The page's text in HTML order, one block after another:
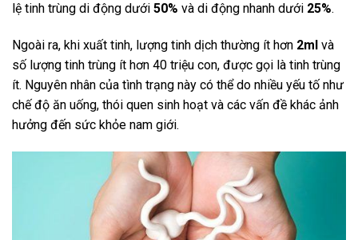
lệ tinh trùng di động dưới 50% và di động nhanh dưới 25%.
Ngoài ra, khi xuất tinh, lượng tinh dịch thường ít hơn 2ml và
số lượng tinh trùng ít hơn 40 triệu con, được gọi là tinh trùng
ít. Nguyên nhân của tình trạng này có thể do nhiều yếu tố như
chế độ ăn uống, thói quen sinh hoạt và các vấn đề khác ảnh
hưởng đến sức khỏe nam giới.